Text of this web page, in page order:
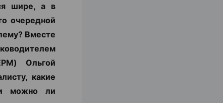
шире, а в
очередной
Вместе
Ольгой
какие
и можно ли